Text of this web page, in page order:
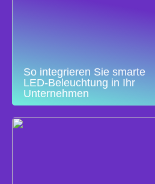
So integrieren Sie smarte
LED-Beleuchtung in Ihr
Unternehmen